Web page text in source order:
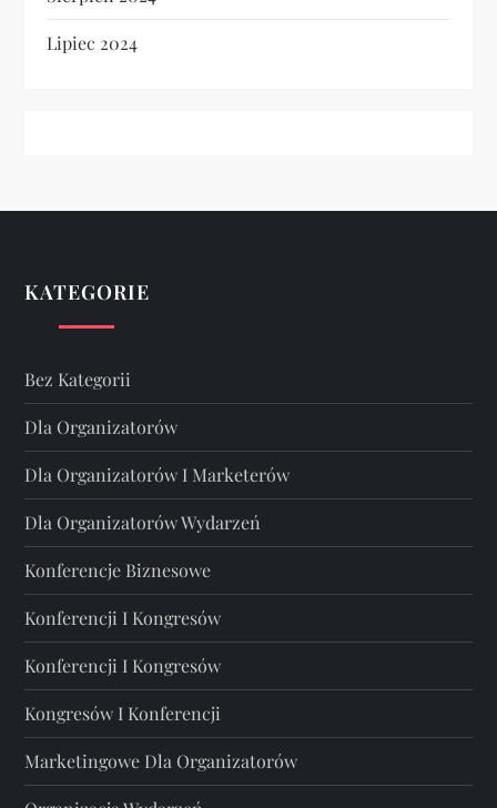
Lipiec 2024
KATEGORIE
Bez Kategorii
Dla Organizatorów
Dla Organizatorów I Marketerów
Dla Organizatorów Wydarzeń
Konferencje Biznesowe
Konferencji I Kongresów
Konferencji I Kongresów
Kongresów I Konferencji
Marketingowe Dla Organizatorów